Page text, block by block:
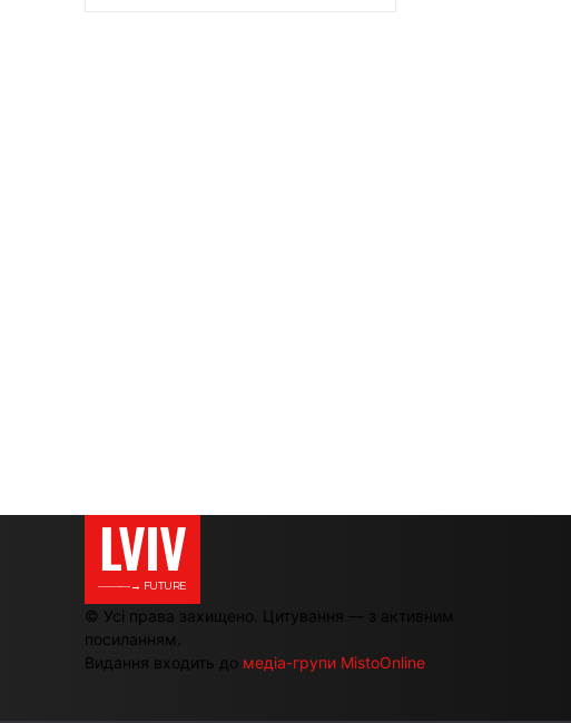
LVIV
———→ FUTURE
© Усі права захищено. Цитування — з активним
посиланням.
Видання входить до медіа-групи MistoOnline